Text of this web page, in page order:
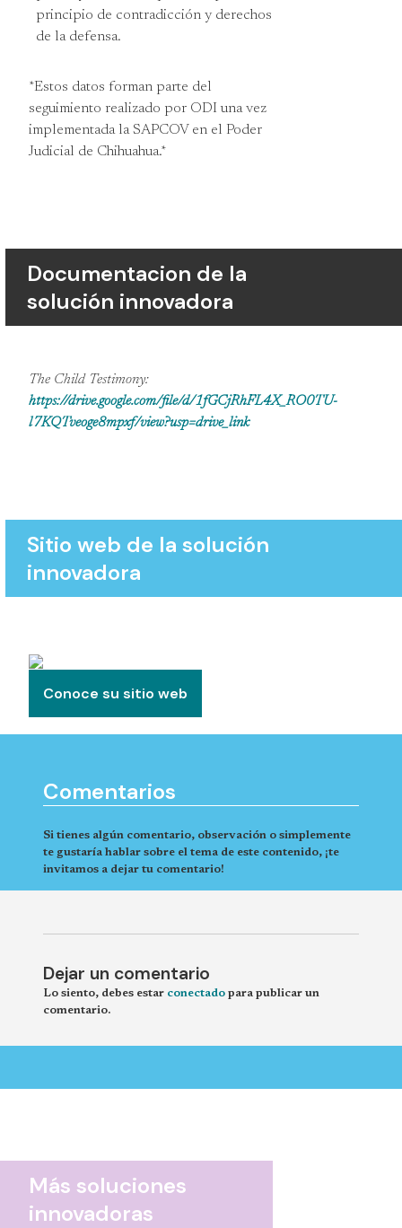
principio de contradicción y derechos
de la defensa.
*Estos datos forman parte del
seguimiento realizado por ODI una vez
implementada la SAPCOV en el Poder
Judicial de Chihuahua.*
Documentacion de la
solución innovadora
The Child Testimony:
https://drive.google.com/file/d/1fGCjRhFL4X_RO0TU-
l7KQTveoge8mpxf/view?usp=drive_link
Sitio web de la solución
innovadora
Conoce su sitio web
Comentarios
Si tienes algún comentario, observación o simplemente
te gustaría hablar sobre el tema de este contenido, ¡te
invitamos a dejar tu comentario!
Dejar un comentario
Lo siento, debes estar conectado para publicar un
comentario.
Más soluciones
innovadoras